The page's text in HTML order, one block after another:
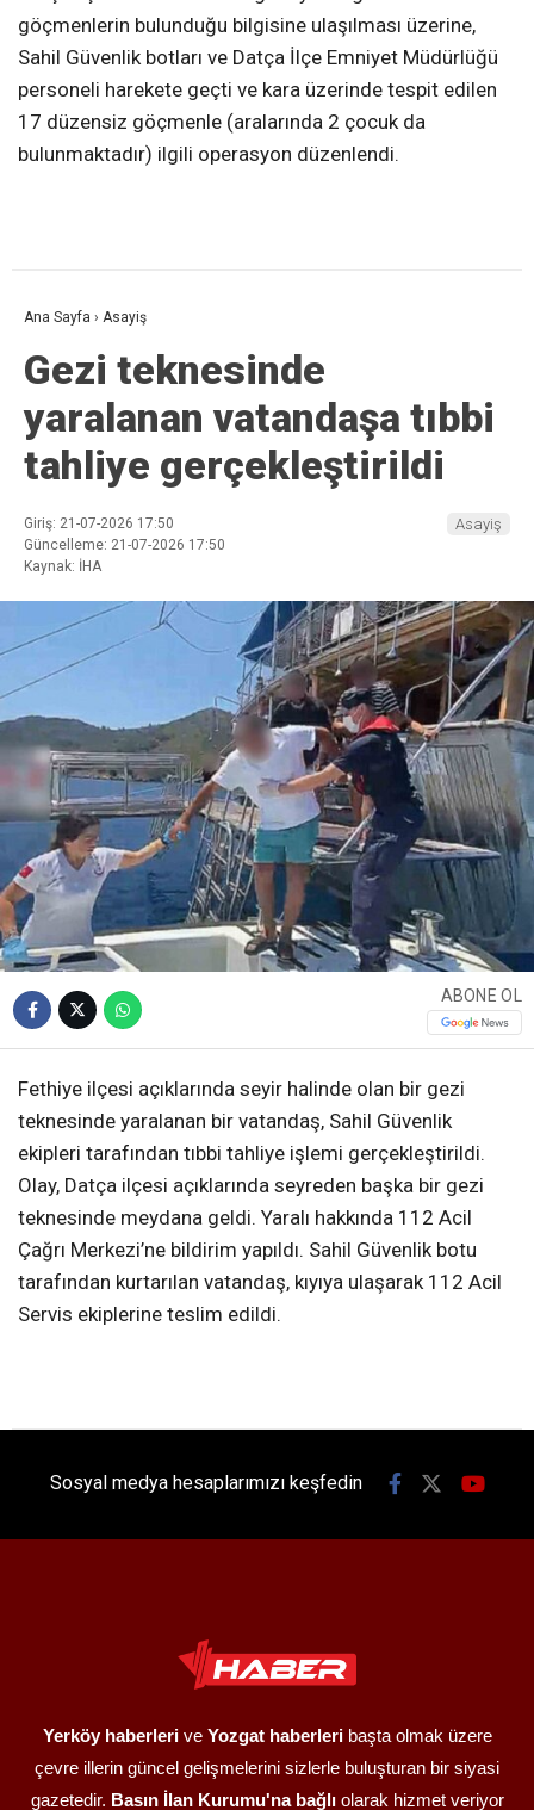
göçmenlerin bulunduğu bilgisine ulaşılması üzerine,
Sahil Güvenlik botları ve Datça İlçe Emniyet Müdürlüğü
personeli harekete geçti ve kara üzerinde tespit edilen
17 düzensiz göçmenle (aralarında 2 çocuk da
bulunmaktadır) ilgili operasyon düzenlendi.
Ana Sayfa › Asayiş
Gezi teknesinde
yaralanan vatandaşa tıbbi
tahliye gerçekleştirildi
Giriş: 21-07-2026 17:50
Güncelleme: 21-07-2026 17:50
Kaynak: İHA
Asayiş
ABONE OL
Fethiye ilçesi açıklarında seyir halinde olan bir gezi
teknesinde yaralanan bir vatandaş, Sahil Güvenlik
ekipleri tarafından tıbbi tahliye işlemi gerçekleştirildi.
Olay, Datça ilçesi açıklarında seyreden başka bir gezi
teknesinde meydana geldi. Yaralı hakkında 112 Acil
Çağrı Merkezi’ne bildirim yapıldı. Sahil Güvenlik botu
tarafından kurtarılan vatandaş, kıyıya ulaşarak 112 Acil
Servis ekiplerine teslim edildi.
Sosyal medya hesaplarımızı keşfedin
Yerköy haberlerive Yozgat haberleribaşta olmak üzere
çevre illerin güncel gelişmelerini sizlerle buluşturan bir siyasi
gazetedir. Basın İlan Kurumu'na bağlıolarak hizmet veriyor